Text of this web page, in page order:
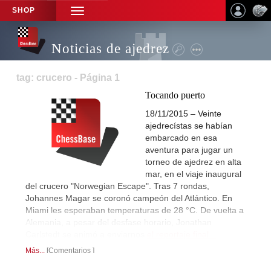
SHOP
TOGGLE
NAVIGATION
Noticias de ajedrez
tag: crucero - Página 1
Tocando puerto
18/11/2015 – Veinte
ajedrecístas se habían
embarcado en esa
aventura para jugar un
torneo de ajedrez en alta
mar, en el viaje inaugural
del crucero "Norwegian Escape". Tras 7 rondas,
Johannes Magar se coronó campeón del Atlántico. En
Miami les esperaban temperaturas de 28 °C. De vuelta a
Alemania, a pesar del desfase horario, Jonathan
Más... Comentarios